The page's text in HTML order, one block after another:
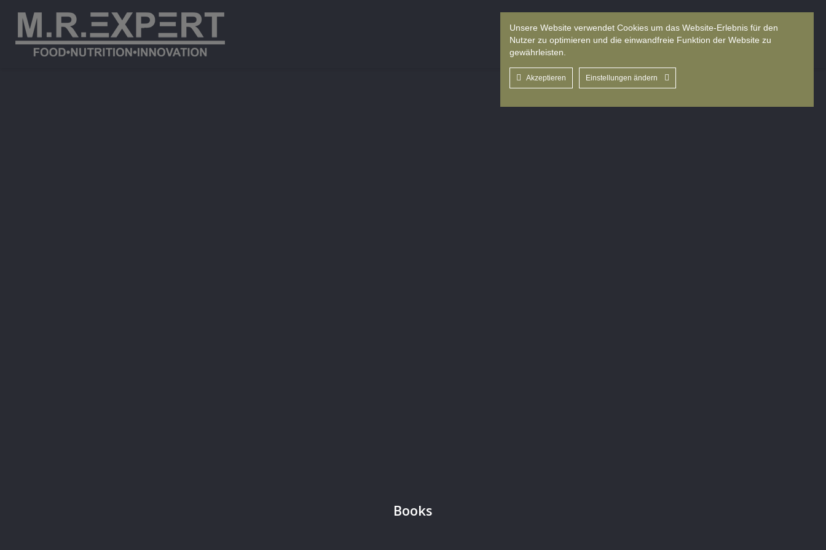
About us Books Sprache
Books
Unsere Website verwendet Cookies um das Website-Erlebnis für den
Nutzer zu optimieren und die einwandfreie Funktion der Website zu
gewährleisten.
Akzeptieren Einstellungen ändern